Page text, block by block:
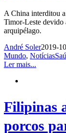
A China interditou
Timor-Leste devido
arquipélago.
André Soler2019-
Mundo,
Ler mais...
Filipinas
porcos